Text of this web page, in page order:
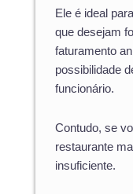
Ele é ideal
que desejam
faturamento
possibilidade
funcionário.
Contudo, se
restaurante
insuficiente.